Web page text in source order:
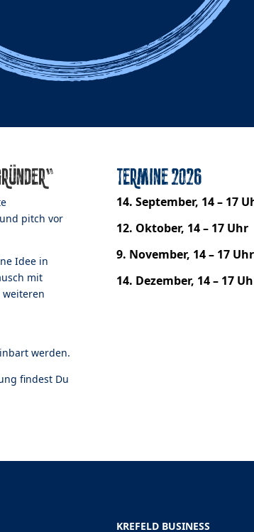
pitch vor
Idee in
mit
weiteren
werden.
findest Du
Termine 2026
14. September, 14 – 17
12. Oktober, 14 – 17 Uhr
9. November, 14 – 17 Uhr
14. Dezember, 14 – 17
KREFELD BUSINESS